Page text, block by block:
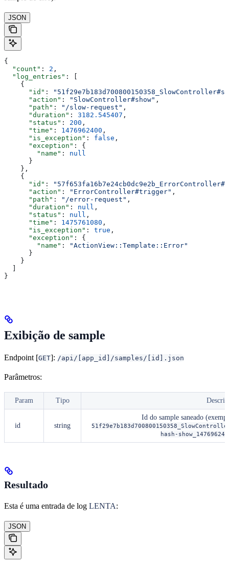
JSON
{
  "count"
: 2 ,
  "log_entries"
: [
    {
      "id"
:
      "action"
: "SlowController#show" ,
      "path"
: "/slow-request" ,
      "duration"
: 3182.545407 ,
      "status"
: 200 ,
      "time"
: 1476962400 ,
      "is_exception"
: false ,
      "exception"
: {
        "name"
: null
      }
    },
    {
      "id"
:
      "action"
: "ErrorController#trigger" ,
      "path"
: "/error-request" ,
      "duration"
: null ,
      "status"
: null ,
      "time"
: 1475761080 ,
      "is_exception"
: true ,
      "exception"
: {
        "name"
:
"ActionView::Template::Error"
      }
    }
  ]
}
Exibição de sample
Endpoint [GET]: /api/[app_id]/samples/[id].json
Parâmetros:
Param Tipo
id string
Id do sample saneado
hash-
Resultado
Esta é uma entrada de log LENTA:
JSON